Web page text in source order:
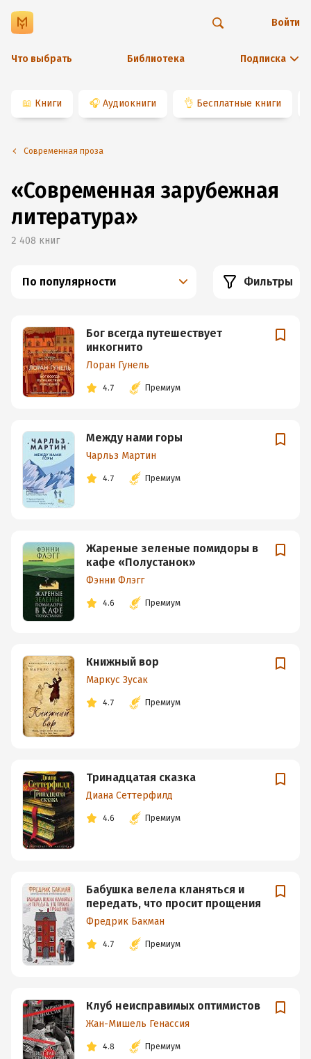
Что выбрать Библиотека Подписка
Войти
📖 Книги 🎧 Аудиокниги 👌 Бесплатные книги
Современная проза
«Современная зарубежная
литература»
2 408 книг
По популярности Фильтры
Бог всегда путешествует
инкогнито
Лоран Гунель
4.7 Премиум
Между нами горы
Чарльз Мартин
4.7 Премиум
Жареные зеленые помидоры в
кафе «Полустанок»
Фэнни Флэгг
4.6 Премиум
Книжный вор
Маркус Зусак
4.7 Премиум
Тринадцатая сказка
Диана Сеттерфилд
4.6 Премиум
Бабушка велела кланяться и
передать, что просит прощения
Фредрик Бакман
4.7 Премиум
Клуб неисправимых оптимистов
Жан-Мишель Генассия
4.8 Премиум